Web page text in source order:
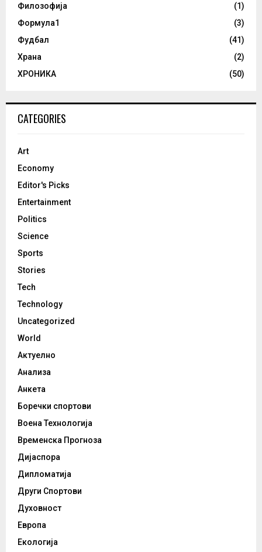
Филозофија
(1)
Формула1
(3)
Фудбал
(41)
Храна
(2)
ХРОНИКА
(50)
CATEGORIES
Art
Economy
Editor's Picks
Entertainment
Politics
Science
Sports
Stories
Tech
Technology
Uncategorized
World
Актуелно
Анализа
Анкета
Боречки спортови
Воена Технологија
Временска Прогноза
Дијаспора
Дипломатија
Други Спортови
Духовност
Европа
Екологија